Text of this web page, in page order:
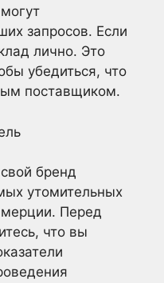
запросов. Если
лично. Это
убедиться, что
поставщиком.
бренд
утомительных
Перед
что вы